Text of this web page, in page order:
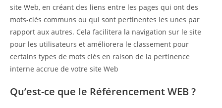
site Web, en créant des liens entre les pages qui ont des
mots-clés communs ou qui sont pertinentes les unes par
rapport aux autres. Cela facilitera la navigation sur le site
pour les utilisateurs et améliorera le classement pour
certains types de mots clés en raison de la pertinence
interne accrue de votre site Web
Qu’est-ce que le Référencement WEB ?